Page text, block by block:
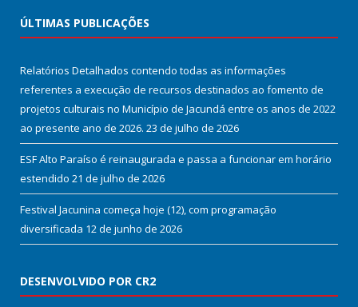
ÚLTIMAS PUBLICAÇÕES
Relatórios Detalhados contendo todas as informações
referentes a execução de recursos destinados ao fomento de
projetos culturais no Município de Jacundá entre os anos de 2022
ao presente ano de 2026. 23 de julho de 2026
ESF Alto Paraíso é reinaugurada e passa a funcionar em horário
estendido 21 de julho de 2026
Festival Jacunina começa hoje (12), com programação
diversificada 12 de junho de 2026
DESENVOLVIDO POR CR2